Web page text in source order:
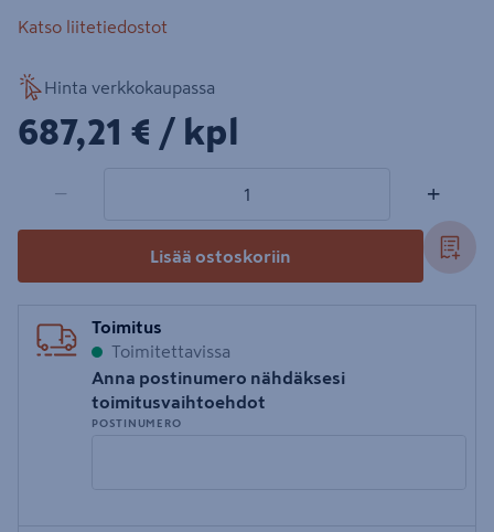
Katso liitetiedostot
Hinta verkkokaupassa
687,21€/kpl
687,21 € / kpl
− +
Lisää ostoskoriin
Toimitus
Toimitettavissa
Anna postinumero nähdäksesi
toimitusvaihtoehdot
POSTINUMERO